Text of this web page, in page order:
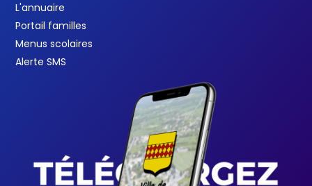
L'annuaire
Portail familles
Menus scolaires
Alerte SMS